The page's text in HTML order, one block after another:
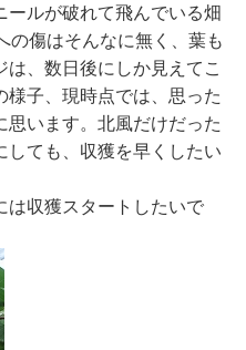
ルが破れて飛んでいる畑
の傷はそんなに無く、葉も
、数日後にしか見えてこ
様子、現時点では、思った
思います。北風だけだった
しても、収獲を早くしたい
は収獲スタートしたいで